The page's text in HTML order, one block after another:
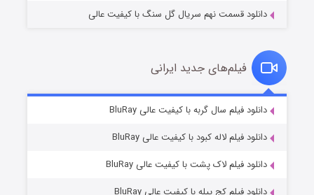
قسمت۷ (زیرنویس) منتشر شد
دانلود قسمت نهم سریال گل سنگ با کیفیت عالی
فیلم‌های جدید ایرانی
دانلود فیلم سال گربه با کیفیت عالی BluRay
دانلود فیلم لاله کبود با کیفیت عالی BluRay
دانلود فیلم لاک پشت با کیفیت عالی BluRay
دانلود فیلم کج‌ پیله با کیفیت عالی BluRay